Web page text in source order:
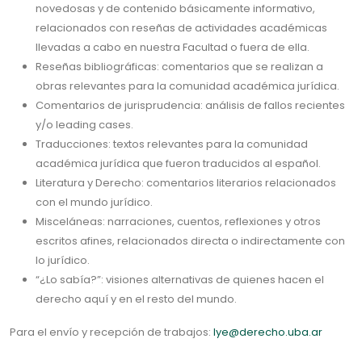
novedosas y de contenido básicamente informativo,
relacionados con reseñas de actividades académicas
llevadas a cabo en nuestra Facultad o fuera de ella.
Reseñas bibliográficas: comentarios que se realizan a
obras relevantes para la comunidad académica jurídica.
Comentarios de jurisprudencia: análisis de fallos recientes
y/o leading cases.
Traducciones: textos relevantes para la comunidad
académica jurídica que fueron traducidos al español.
Literatura y Derecho: comentarios literarios relacionados
con el mundo jurídico.
Misceláneas: narraciones, cuentos, reflexiones y otros
escritos afines, relacionados directa o indirectamente con
lo jurídico.
“¿Lo sabía?”: visiones alternativas de quienes hacen el
derecho aquí y en el resto del mundo.
Para el envío y recepción de trabajos: lye@derecho.uba.ar